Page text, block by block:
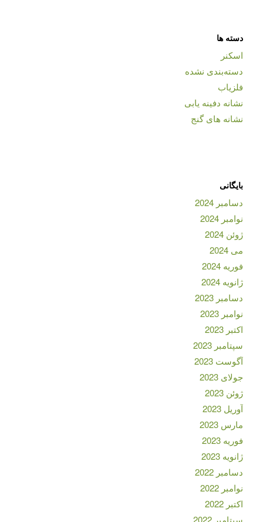
دسته ها
اسکنر
دسته‌بندی نشده
فلزیاب
نشانه دفینه یابی
نشانه های گنج
بایگانی
دسامبر 2024
نوامبر 2024
ژوئن 2024
می 2024
فوریه 2024
ژانویه 2024
دسامبر 2023
نوامبر 2023
اکتبر 2023
سپتامبر 2023
آگوست 2023
جولای 2023
ژوئن 2023
آوریل 2023
مارس 2023
فوریه 2023
ژانویه 2023
دسامبر 2022
نوامبر 2022
اکتبر 2022
سپتامبر 2022